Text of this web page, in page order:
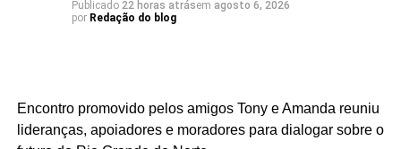
A visita técnica também reforça a parceria entre a
obras avancem dentro dos padrões exigidos e atendam
às necessidades da população.
Publicado 22 horas atrásem agosto 6, 2026
por Redação do blog
Encontro promovido pelos amigos Tony e Amanda reuniu
lideranças, apoiadores e moradores para dialogar sobre o